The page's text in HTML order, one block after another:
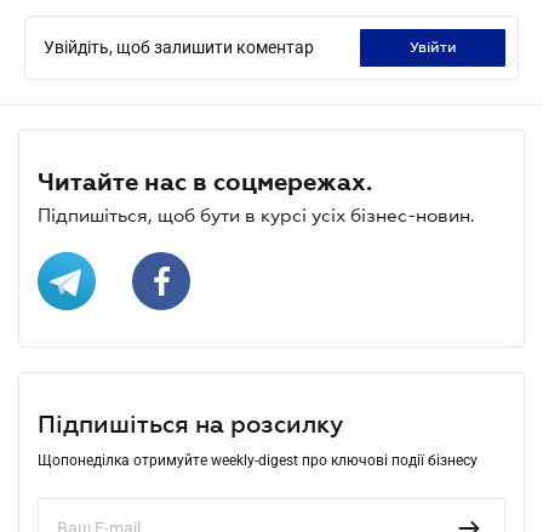
Увійдіть, щоб залишити коментар увійти
Читайте нас в соцмережах.
Підпишіться, щоб бути в курсі усіх бізнес-новин.
Підпишіться на розсилку
Щопонеділка отримуйте weekly-digest про ключові події бізнесу